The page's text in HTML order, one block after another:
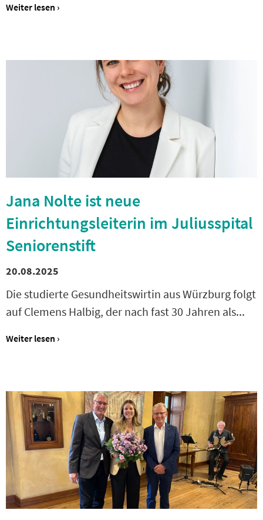
Weiter lesen ›
Jana Nolte ist neue
Einrichtungsleiterin im Juliusspital
Seniorenstift
20.08.2025
Die studierte Gesundheitswirtin aus Würzburg folgt
auf Clemens Halbig, der nach fast 30 Jahren als...
Weiter lesen ›